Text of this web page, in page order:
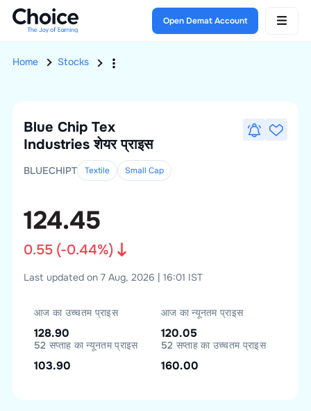
Open Demat Account
Home Stocks
Blue Chip Tex
Industries शेयर प्राइस
BLUECHIPT Textile Small Cap
124.45
0.55(-0.44%)
Last updated on 7 Aug, 2026 | 16:01 IST
आज का उच्चतम प्राइस
128.90
आज का न्यूनतम प्राइस
120.05
52 सप्ताह का न्यूनतम प्राइस
103.90
52 सप्ताह का उच्चतम प्राइस
160.00